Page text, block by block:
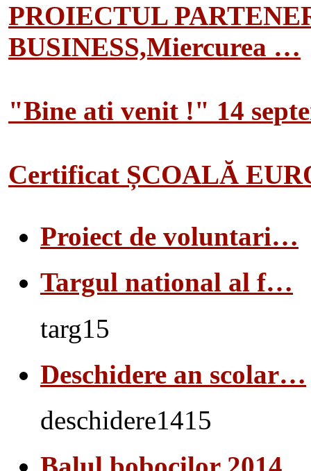
PROIECTUL
BUSINESS,Miercurea …
"Bine ati venit !" 14
Certificat ȘCOALĂ
Proiect de voluntari…
Targul national al f…
targ15
Deschidere an scolar…
deschidere1415